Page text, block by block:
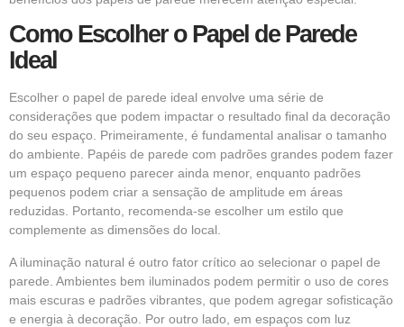
Como Escolher o Papel de Parede
Ideal
Escolher o papel de parede ideal envolve uma série de
considerações que podem impactar o resultado final da decoração
do seu espaço. Primeiramente, é fundamental analisar o tamanho
do ambiente. Papéis de parede com padrões grandes podem fazer
um espaço pequeno parecer ainda menor, enquanto padrões
pequenos podem criar a sensação de amplitude em áreas
reduzidas. Portanto, recomenda-se escolher um estilo que
complemente as dimensões do local.
A iluminação natural é outro fator crítico ao selecionar o papel de
parede. Ambientes bem iluminados podem permitir o uso de cores
mais escuras e padrões vibrantes, que podem agregar sofisticação
e energia à decoração. Por outro lado, em espaços com luz